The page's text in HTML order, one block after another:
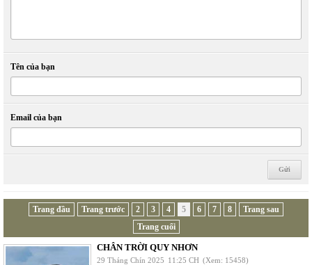
Tên của bạn
Email của bạn
Trang đầu Trang trước 2 3 4 5 6 7 8
Trang sau
Trang cuối
CHÂN TRỜI QUY NHƠN
29 Tháng Chín 2025 11:25 CH (Xem: 15458)